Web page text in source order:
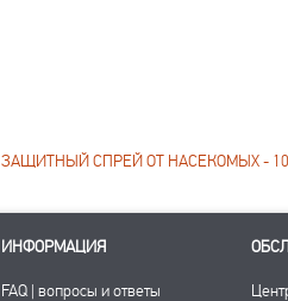
ЗАЩИТНЫЙ СПРЕЙ ОТ НАСЕКОМЫХ - 100
ИНФОРМАЦИЯ
FAQ | вопросы и ответы